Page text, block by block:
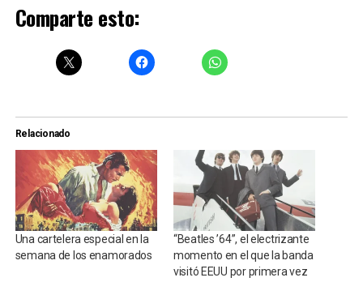
Comparte esto:
Relacionado
Una cartelera especial en la
semana de los enamorados
“Beatles ’64”, el electrizante
momento en el que la banda
visitó EEUU por primera vez